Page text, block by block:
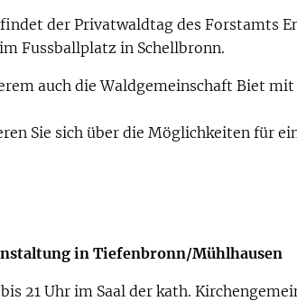
findet der Privatwaldtag des Forstamts
Fussballplatz in Schellbronn.
auch die Waldgemeinschaft Biet
Sie sich über die Möglichkeiten für
in Tiefenbronn/Mühlhausen
21 Uhr im Saal der kath.